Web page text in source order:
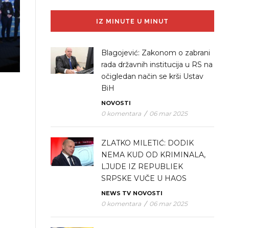
IZ MINUTE U MINUT
Blagojević: Zakonom o zabrani
rada državnih institucija u RS na
očigledan način se krši Ustav
BiH
NOVOSTI
0 komentara / 06 mar 2025
ZLATKO MILETIĆ: DODIK
NEMA KUD OD KRIMINALA,
LJUDE IZ REPUBLIEK
SRPSKE VUČE U HAOS
NEWS TV NOVOSTI
0 komentara / 06 mar 2025